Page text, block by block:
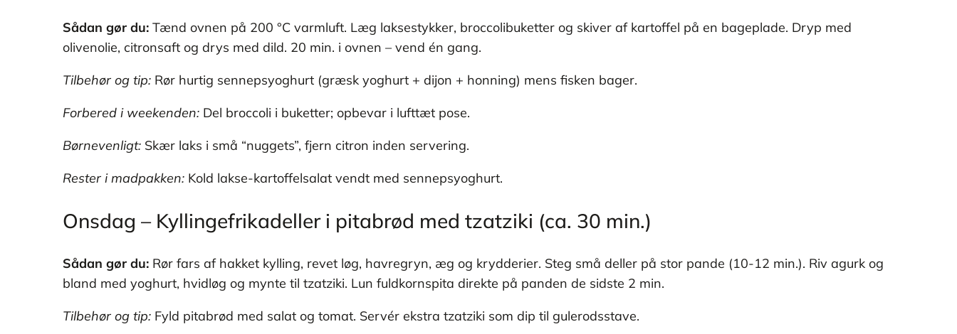
Sådan gør du:Tænd ovnen på 200 °C varmluft. Læg laksestykker, broccolibuketter og skiver af kartoffel på en bageplade. Dryp med
olivenolie, citronsaft og drys med dild. 20 min. i ovnen – vend én gang.
Tilbehør og tip:Rør hurtig sennepsyoghurt (græsk yoghurt + dijon + honning) mens fisken bager.
Forbered i weekenden:Del broccoli i buketter; opbevar i lufttæt pose.
Børnevenligt:Skær laks i små “nuggets”, fjern citron inden servering.
Rester i madpakken:Kold lakse-kartoffelsalat vendt med sennepsyoghurt.
Onsdag – Kyllingefrikadeller i pitabrød med tzatziki (ca. 30 min.)
Sådan gør du:Rør fars af hakket kylling, revet løg, havregryn, æg og krydderier. Steg små deller på stor pande (10-12 min.). Riv agurk og
bland med yoghurt, hvidløg og mynte til tzatziki. Lun fuldkornspita direkte på panden de sidste 2 min.
Tilbehør og tip:Fyld pitabrød med salat og tomat. Servér ekstra tzatziki som dip til gulerodsstave.